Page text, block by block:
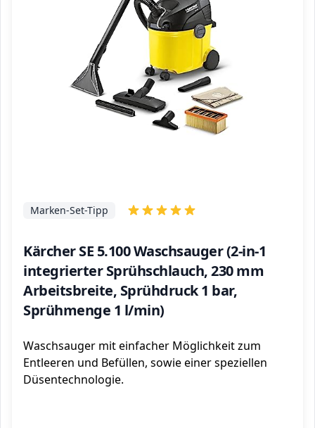
Kärcher SE 5.100 Waschsauger (2-in-1
integrierter Sprühschlauch, 230 mm
Arbeitsbreite, Sprühdruck 1 bar,
Sprühmenge 1 l/min)
Marken-Set-Tipp
Waschsauger mit einfacher Möglichkeit zum
Entleeren und Befüllen, sowie einer speziellen
Düsentechnologie.